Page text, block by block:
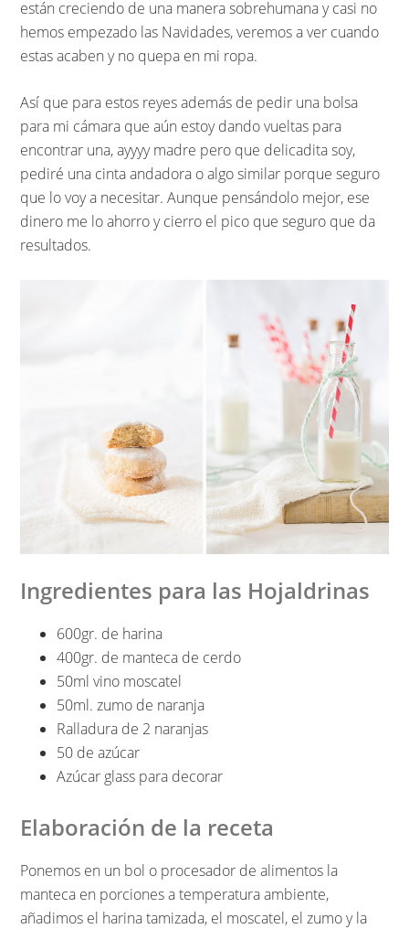
están creciendo de una manera sobrehumana y casi no
hemos empezado las Navidades, veremos a ver cuando
estas acaben y no quepa en mi ropa.
Así que para estos reyes además de pedir una bolsa
para mi cámara que aún estoy dando vueltas para
encontrar una, ayyyy madre pero que delicadita soy,
pediré una cinta andadora o algo similar porque seguro
que lo voy a necesitar. Aunque pensándolo mejor, ese
dinero me lo ahorro y cierro el pico que seguro que da
resultados.
Ingredientes para las Hojaldrinas
600gr. de harina
400gr. de manteca de cerdo
50ml vino moscatel
50ml. zumo de naranja
Ralladura de 2 naranjas
50 de azúcar
Azúcar glass para decorar
Elaboración de la receta
Ponemos en un bol o procesador de alimentos la
manteca en porciones a temperatura ambiente,
añadimos el harina tamizada, el moscatel, el zumo y la